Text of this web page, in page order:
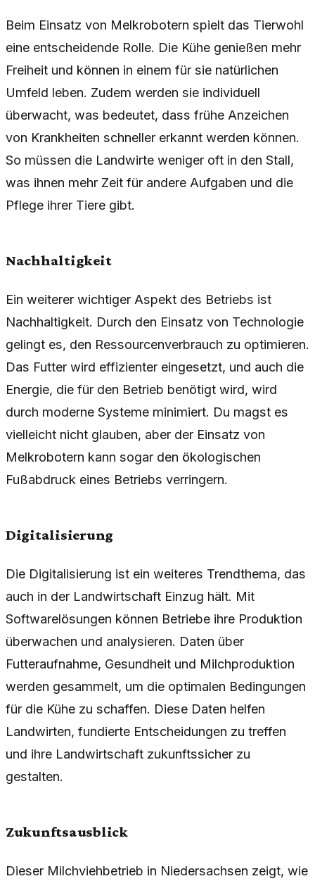
Beim Einsatz von Melkrobotern spielt das Tierwohl
eine entscheidende Rolle. Die Kühe genießen mehr
Freiheit und können in einem für sie natürlichen
Umfeld leben. Zudem werden sie individuell
überwacht, was bedeutet, dass frühe Anzeichen
von Krankheiten schneller erkannt werden können.
So müssen die Landwirte weniger oft in den Stall,
was ihnen mehr Zeit für andere Aufgaben und die
Pflege ihrer Tiere gibt.
Nachhaltigkeit
Ein weiterer wichtiger Aspekt des Betriebs ist
Nachhaltigkeit. Durch den Einsatz von Technologie
gelingt es, den Ressourcenverbrauch zu optimieren.
Das Futter wird effizienter eingesetzt, und auch die
Energie, die für den Betrieb benötigt wird, wird
durch moderne Systeme minimiert. Du magst es
vielleicht nicht glauben, aber der Einsatz von
Melkrobotern kann sogar den ökologischen
Fußabdruck eines Betriebs verringern.
Digitalisierung
Die Digitalisierung ist ein weiteres Trendthema, das
auch in der Landwirtschaft Einzug hält. Mit
Softwarelösungen können Betriebe ihre Produktion
überwachen und analysieren. Daten über
Futteraufnahme, Gesundheit und Milchproduktion
werden gesammelt, um die optimalen Bedingungen
für die Kühe zu schaffen. Diese Daten helfen
Landwirten, fundierte Entscheidungen zu treffen
und ihre Landwirtschaft zukunftssicher zu
gestalten.
Zukunftsausblick
Dieser Milchviehbetrieb in Niedersachsen zeigt, wie